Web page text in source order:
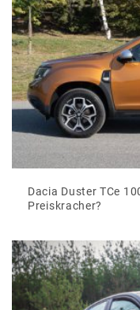
Dacia Duster TCe
Preiskracher?